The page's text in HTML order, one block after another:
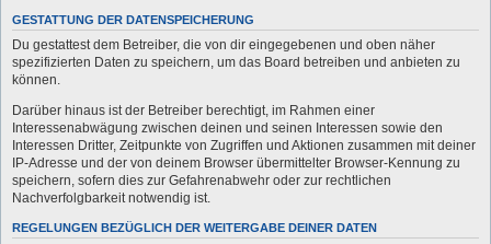
GESTATTUNG DER DATENSPEICHERUNG
Du gestattest dem Betreiber, die von dir eingegebenen und oben näher
spezifizierten Daten zu speichern, um das Board betreiben und anbieten zu
können.
Darüber hinaus ist der Betreiber berechtigt, im Rahmen einer
Interessenabwägung zwischen deinen und seinen Interessen sowie den
Interessen Dritter, Zeitpunkte von Zugriffen und Aktionen zusammen mit deiner
IP-Adresse und der von deinem Browser übermittelter Browser-Kennung zu
speichern, sofern dies zur Gefahrenabwehr oder zur rechtlichen
Nachverfolgbarkeit notwendig ist.
REGELUNGEN BEZÜGLICH DER WEITERGABE DEINER DATEN